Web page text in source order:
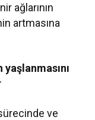
ağlarının
artmasına
ve